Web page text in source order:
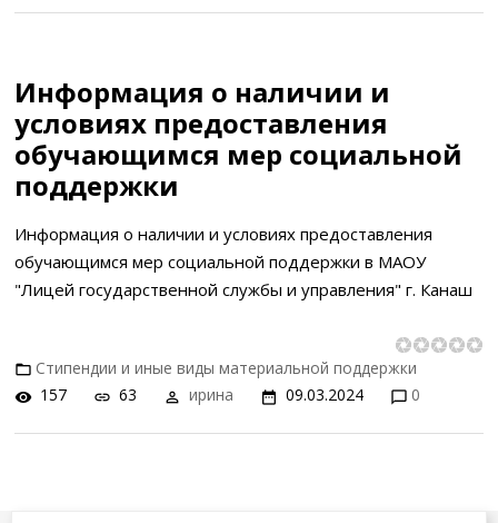
Информация о наличии и
условиях предоставления
обучающимся мер социальной
поддержки
Информация о наличии и условиях предоставления
обучающимся мер социальной поддержки в МАОУ
"Лицей государственной службы и управления" г. Канаш
Стипендии и иные виды материальной поддержки
157
63 ирина 09.03.2024 0